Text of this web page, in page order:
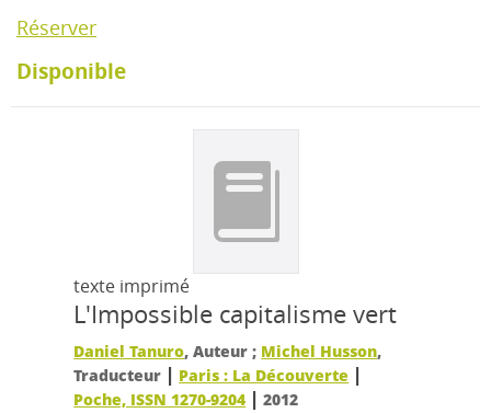
Réserver
Disponible
texte imprimé
L'Impossible capitalisme vert
Daniel Tanuro, Auteur ; Michel Husson,
Traducteur | Paris : La Découverte |
Poche, ISSN 1270-9204 |2012